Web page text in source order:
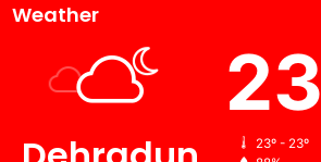
Weather
23
23º - 23º